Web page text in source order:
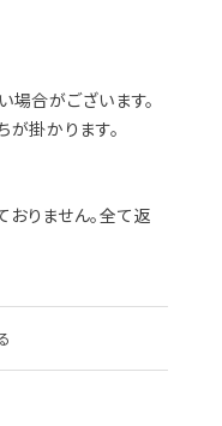
場合がございます。
が掛かります。
りません。全て返